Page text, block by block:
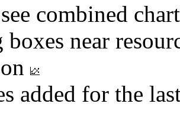
combined
boxes near
added for the